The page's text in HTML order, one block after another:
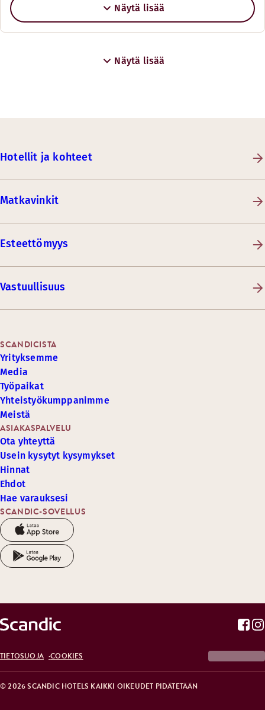
Näytä lisää
Näytä lisää
Hotellit ja kohteet
Matkavinkit
Esteettömyys
Vastuullisuus
SCANDIC-SOVELLUS
ASIAKASPALVELU
Ota yhteyttä
Usein kysytyt kysymykset
Hinnat
Ehdot
Hae varauksesi
SCANDICISTA
Yrityksemme
Media
Työpaikat
Yhteistyökumppanimme
Meistä
© 2026 SCANDIC HOTELS KAIKKI OIKEUDET PIDÄTETÄÄN
TIETOSUOJA COOKIES